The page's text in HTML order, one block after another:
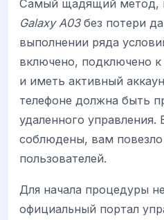
Самый щадящий метод,
Galaxy A03без потери
выполнении ряда
включено, подключено
и иметь активный
телефоне должна быть
удаленного
соблюдены, вам
пользователей.
Для начала процедуры
официальный портал